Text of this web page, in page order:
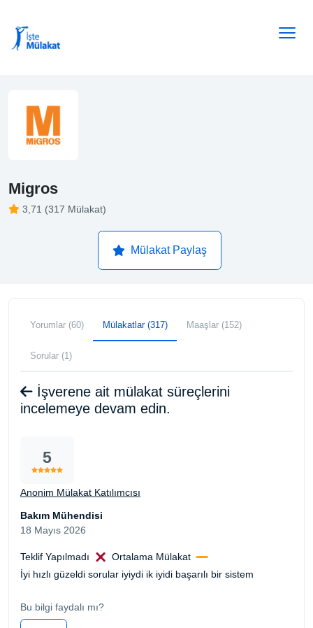
Migros
3,71 (317 Mülakat)
Mülakat Paylaş
Yorumlar (60) Mülakatlar (317) Maaşlar (152)
Sorular (1)
İşverene ait mülakat süreçlerini
incelemeye devam edin.
5
Anonim Mülakat Katılımcısı
Bakım Mühendisi
18 Mayıs 2026
Teklif Yapılmadı
Ortalama Mülakat
İyi hızlı güzeldi sorular iyiydi ik iyidi başarılı bir sistem
Bu bilgi faydalı mı?